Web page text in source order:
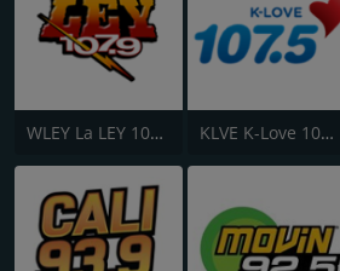
WLEY La LEY 107.9 KLVE K-Love 107.5 FM